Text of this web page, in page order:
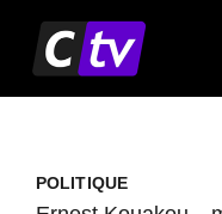
contenu
POLITIQUE